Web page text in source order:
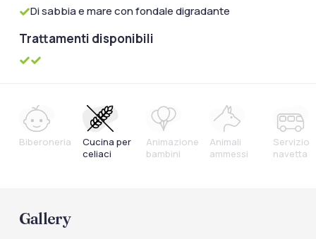
Di sabbia e mare con fondale digradante
Trattamenti disponibili
Biberoneria
Cucina per
celiaci
Animazione
bambini
Animali
ammessi
Servizio
navetta
Gallery